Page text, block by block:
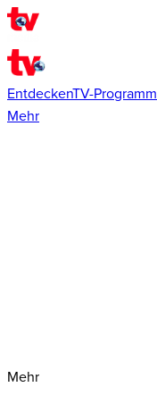
EntdeckenTV-Programm
Mehr
Mehr